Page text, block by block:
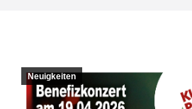
Neuigkeiten